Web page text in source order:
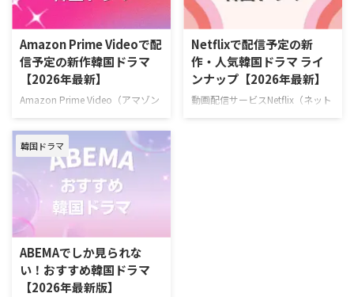
ピソードが毎週更新中の韓国ドラ
マ 韓国ドラマ『君へと続く僕の
ドリーム！』 10代の終わりに初
恋を経験した二人が15年ぶりに
再会し、夢と愛をともに追いかけ
ていく甘酸っぱくも現実的なロマ
ンドン 脚本チョン・ウンビ キャ
ストフ …
も、妻を救うため孤独な闘いに身
を投じていく男のロマンティッ
ク・サスペンス。 作品名『夫婦
の結末』 演出キム・ジョンヒョ
ン 脚本チョン・ジェハ キャスト
ナムグン・ミン、イ・ソル、キ
Amazon Prime Videoで配
信予定の新作韓国ドラマ
【2026年最新】
Amazon Prime Video（アマゾン
プライム・ビデオ）で配信予定の
韓国ドラマを一挙ご紹介！（随時
更新） Amazonプライムビデオ
で2026年6月に配信する韓国作品
『残念ながら明日も出勤です！』
2026年6月22日（月）スタート
ソ・イングク主演！ 日常の倦怠
期に悩む会社員と冷徹な上司が仕
事と恋のときめきを取り戻してい
く、共感必至のオフィスロマン
ス。 >>『残念ながら明日も出勤
です！』詳細 ＼新規なら30日間
Netflixで配信予定の新
作・人気韓国ドラマ ライ
ンナップ【2026年最新】
動画配信サービスNetflix（ネット
フリックス）で配信予定の新作・
韓国ドラマ
ABEMAでしか見られな
い！おすすめ韓国ドラマ
【2026年最新版】